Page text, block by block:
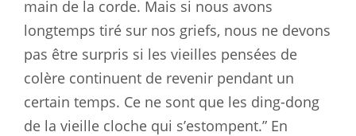
main de la corde. Mais si nous avons
longtemps tiré sur nos griefs, nous ne devons
pas être surpris si les vieilles pensées de
colère continuent de revenir pendant un
certain temps. Ce ne sont que les ding-dong
de la vieille cloche qui s’estompent.” En